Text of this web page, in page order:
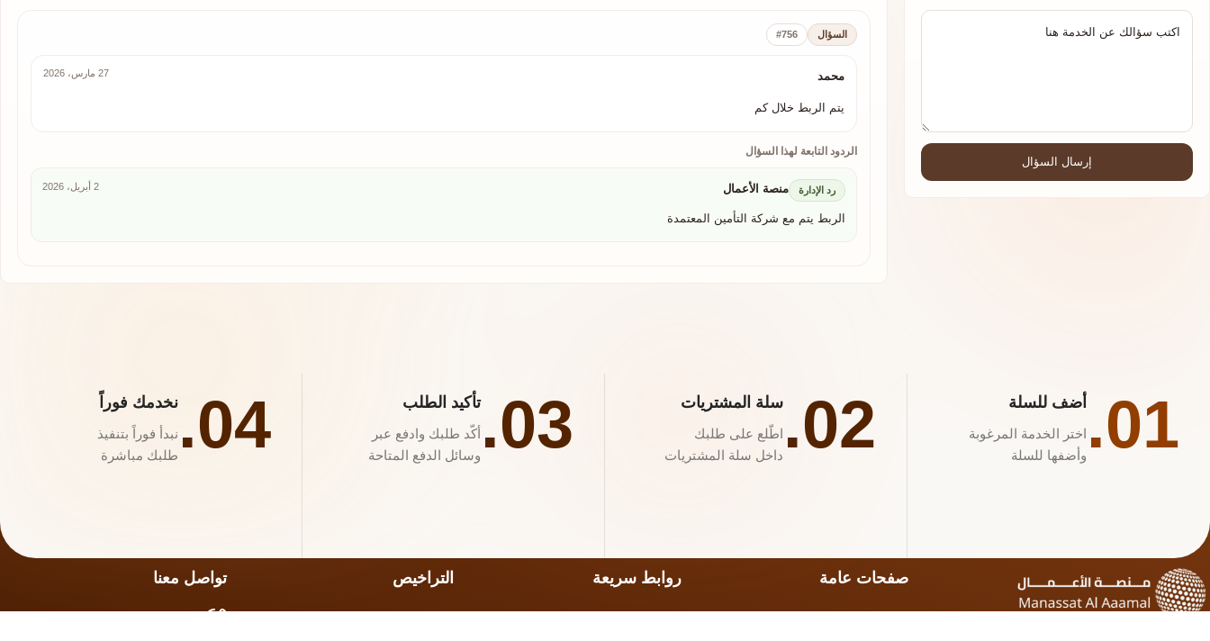
إرسال السؤال
السؤال #756
محمد 27 مارس، 2026
يتم الربط خلال كم
الردود التابعة لهذا السؤال
رد الإدارة منصة الأعمال 2 أبريل، 2026
الربط يتم مع شركة التأمين المعتمدة
01. أضف للسلة
اختر الخدمة المرغوبة
وأضفها للسلة
02. سلة المشتريات
اطّلع على طلبك
داخل سلة المشتريات
03. تأكيد الطلب
أكّد طلبك وادفع عبر
وسائل الدفع المتاحة
04. نخدمك فوراً
نبدأ فوراً بتنفيذ
طلبك مباشرة
صفحات عامة روابط سريعة التراخيص تواصل معنا